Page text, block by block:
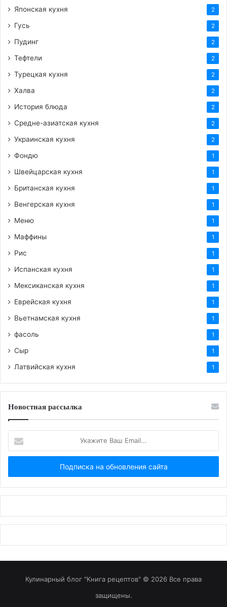
Японская кухня 2
Гусь 2
Пудинг 2
Тефтели 2
Турецкая кухня 2
Халва 2
История блюда 2
Средне-азиатская кухня 2
Украинская кухня 2
Фондю 1
Швейцарская кухня 1
Британская кухня 1
Венгерская кухня 1
Меню 1
Маффины 1
Рис 1
Испанская кухня 1
Мексиканская кухня 1
Еврейская кухня 1
Вьетнамская кухня 1
фасоль 1
Сыр 1
Латвийская кухня 1
Новостная рассылка
Ваш
Email...
Кулинарный блог "Книга рецептов" © 2026 Все права
защищены.